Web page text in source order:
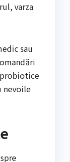
varza
sau
nevoile